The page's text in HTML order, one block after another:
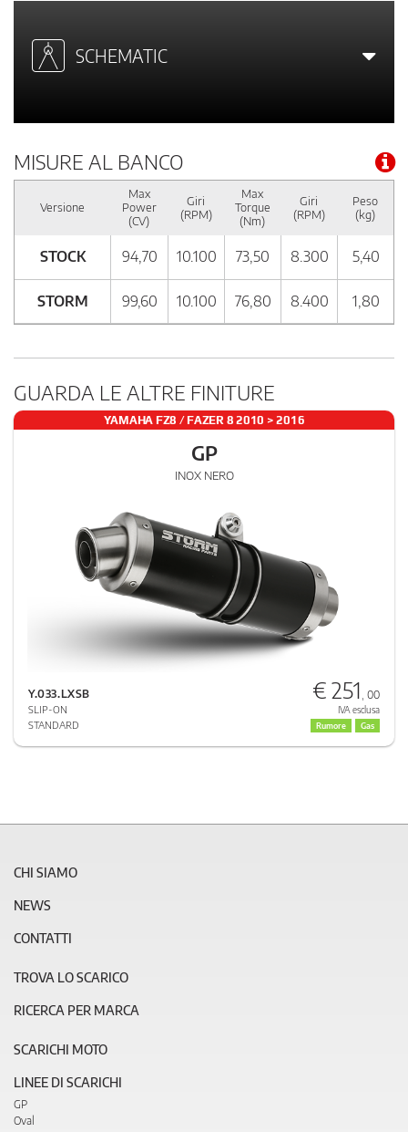
SCHEMATIC
MISURE AL BANCO
Versione
Max
Power
(CV)
Giri
(RPM)
Max
Torque
(Nm)
Giri
(RPM)
Peso
(kg)
STOCK 94,70 10.100 73,50 8.300 5,40
STORM 99,60 10.100 76,80 8.400 1,80
GUARDA LE ALTRE FINITURE
YAMAHA FZ8 / FAZER 8 2010 > 2016
GP
INOX NERO
Y.033.LXSB
SLIP-ON
STANDARD
€ 251 , 00
IVA esclusa
Rumore Gas
CHI SIAMO
NEWS
CONTATTI
TROVA LO SCARICO
RICERCA PER MARCA
SCARICHI MOTO
LINEE DI SCARICHI
GP
Oval